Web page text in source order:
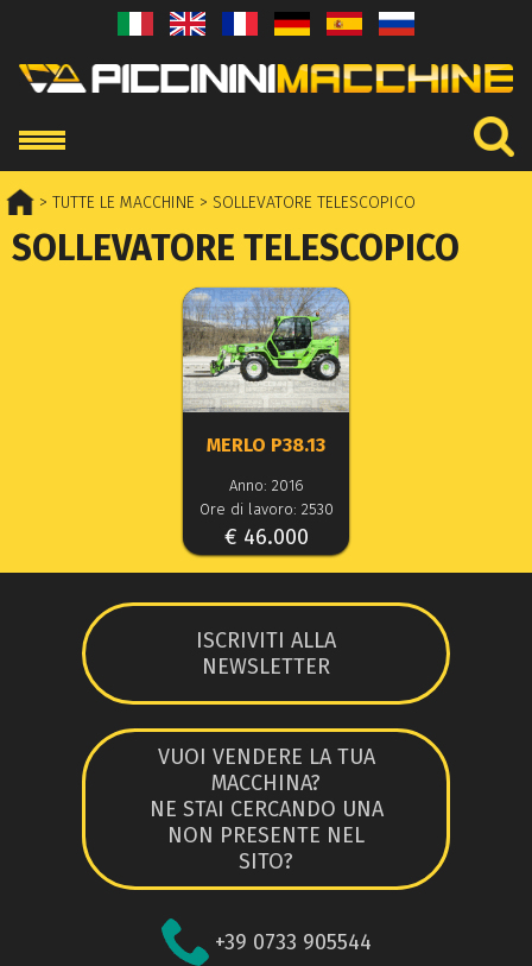
> TUTTE LE MACCHINE > SOLLEVATORE TELESCOPICO
SOLLEVATORE TELESCOPICO
MERLO P38.13
Anno: 2016
Ore di lavoro: 2530
€ 46.000
ISCRIVITI ALLA
NEWSLETTER
VUOI VENDERE LA TUA
MACCHINA?
NE STAI CERCANDO UNA
NON PRESENTE NEL
SITO?
+39 0733 905544